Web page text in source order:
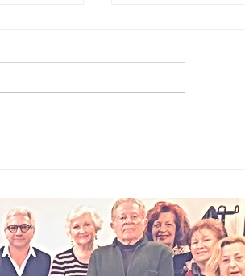
e
l’Italia
ferma
l’Europa